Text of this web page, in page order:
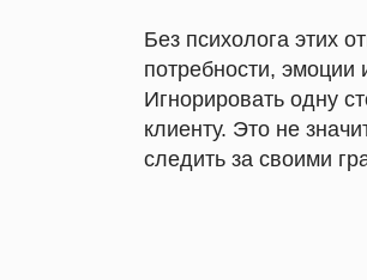
Без психолога этих
потребности,
Игнорировать одну
клиенту. Это не
следить за своими